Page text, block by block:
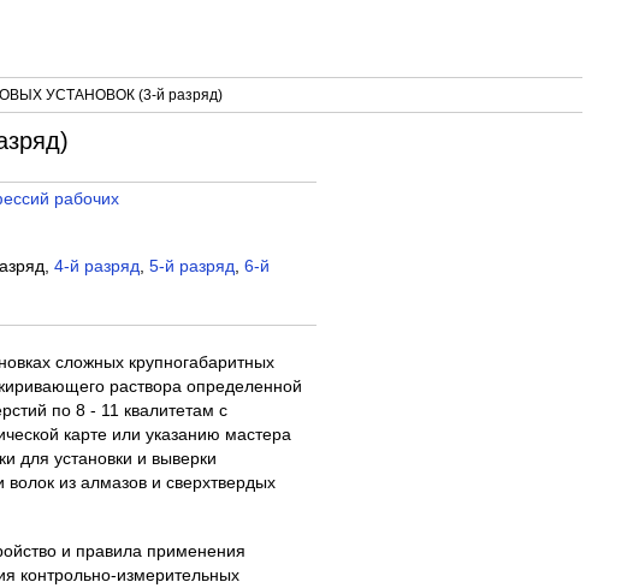
УСТАНОВОК (3-й разряд)
рабочих
4-й разряд,5-й разряд,6-й
сложных крупногабаритных
раствора определенной
по 8 - 11 квалитетам с
карте или указанию мастера
для установки и выверки
из алмазов и сверхтвердых
и правила применения
контрольно-измерительных